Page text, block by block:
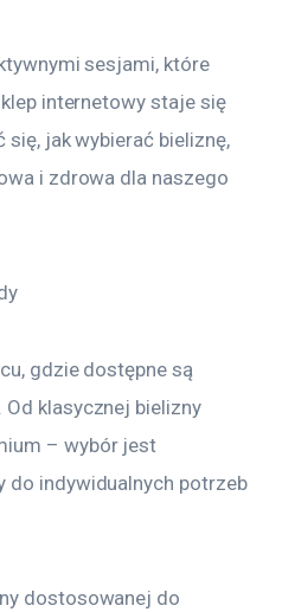
sesjami, które
internetowy staje się
jak wybierać bieliznę,
i zdrowa dla naszego
gdzie dostępne są
klasycznej bielizny
– wybór jest
do indywidualnych potrzeb
dostosowanej do